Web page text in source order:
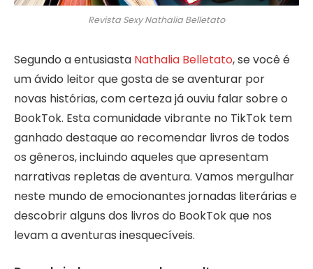
Revista Sexy Nathalia Belletato
Segundo a entusiasta Nathalia Belletato, se você é
um ávido leitor que gosta de se aventurar por
novas histórias, com certeza já ouviu falar sobre o
BookTok. Esta comunidade vibrante no TikTok tem
ganhado destaque ao recomendar livros de todos
os gêneros, incluindo aqueles que apresentam
narrativas repletas de aventura. Vamos mergulhar
neste mundo de emocionantes jornadas literárias e
descobrir alguns dos livros do BookTok que nos
levam a aventuras inesquecíveis.